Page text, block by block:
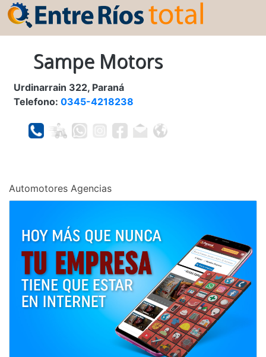
Sampe Motors
Urdinarrain 322, Paraná
Telefono: 0345-4218238
Automotores Agencias